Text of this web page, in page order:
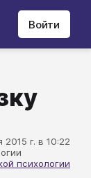
Войти
2015 г. в 10:22
психологии